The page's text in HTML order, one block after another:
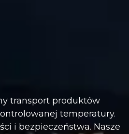
transport produktów
temperatury.
i bezpieczeństwa. Nasze